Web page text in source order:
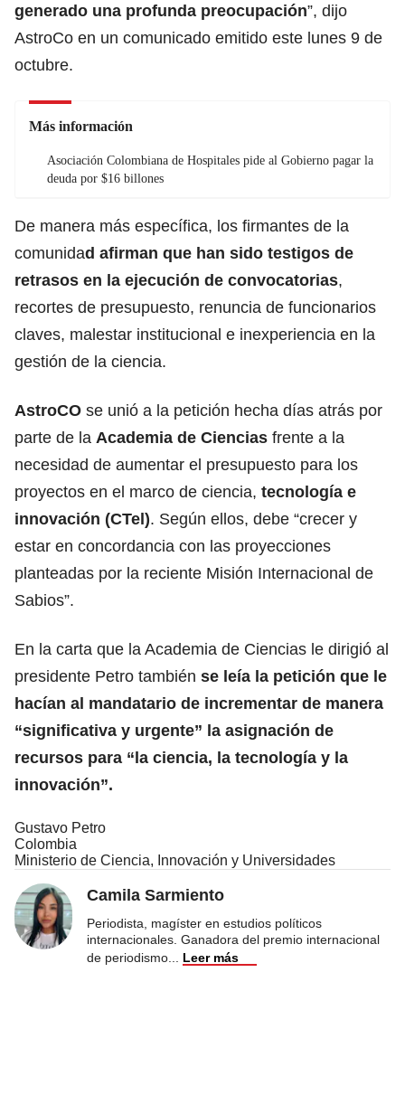
generado una profunda preocupación”, dijo
AstroCo en un comunicado emitido este lunes 9 de
octubre.
Más información
Asociación Colombiana de Hospitales pide al Gobierno pagar la
deuda por $16 billones
De manera más específica, los firmantes de la
comunidad afirman que han sido testigos de
retrasos en la ejecución de convocatorias,
recortes de presupuesto, renuncia de funcionarios
claves, malestar institucional e inexperiencia en la
gestión de la ciencia.
AstroCO se unió a la petición hecha días atrás por
parte de la Academia de Ciencias frente a la
necesidad de aumentar el presupuesto para los
proyectos en el marco de ciencia, tecnología e
innovación (CTel). Según ellos, debe “crecer y
estar en concordancia con las proyecciones
planteadas por la reciente Misión Internacional de
Sabios”.
En la carta que la Academia de Ciencias le dirigió al
presidente Petro también se leía la petición que le
hacían al mandatario de incrementar de manera
“significativa y urgente” la asignación de
recursos para “la ciencia, la tecnología y la
innovación”.
Gustavo Petro
Colombia
Ministerio de Ciencia, Innovación y Universidades
Camila Sarmiento
Periodista, magíster en estudios políticos
internacionales. Ganadora del premio internacional
de periodismo
Leer más